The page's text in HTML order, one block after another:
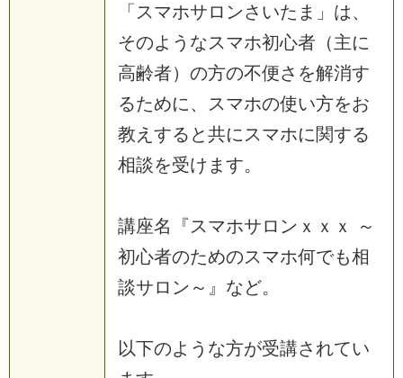
「スマホサロンさいたま」は、
そのようなスマホ初心者（主に
高齢者）の方の不便さを解消す
るために、スマホの使い方をお
教えすると共にスマホに関する
相談を受けます。
講座名『スマホサロンｘｘｘ ～
初心者のためのスマホ何でも相
談サロン～』など。
以下のような方が受講されてい